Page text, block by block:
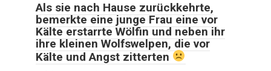
Als sie nach Hause zurückkehrte,
bemerkte eine junge Frau eine vor
Kälte erstarrte Wölfin und neben ihr
ihre kleinen Wolfswelpen, die vor
Kälte und Angst zitterten